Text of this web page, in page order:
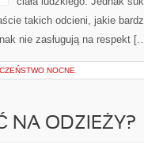
takich odcieni, jakie
nie zasługują na respekt
NOCNE
NA ODZIEŻY?